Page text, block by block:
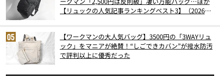
【リュックの人気記事ランキングベスト3】（2026年
【ワークマンの大人気バッグ】3500円の「3WAYリュ
ック」をマニアが絶賛！“しごできカバン”が撥水防汚
で評判以上に優秀だった